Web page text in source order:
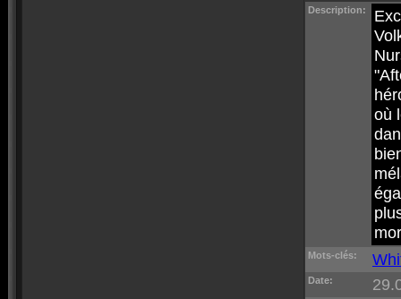
Description:
où
Mots-clés:
Date: